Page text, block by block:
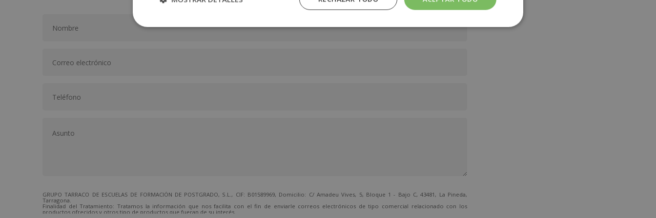
GRUPO TARRACO DE ESCUELAS DE FORMACIÓN DE POSTGRADO, S.L., CIF: B01589969, Domicilio: C/ Amadeu Vives, 5, Bloque 1 - Bajo C, 43481, La Pineda,
Tarragona.
Finalidad del Tratamiento: Tratamos la información que nos facilita con el fin de enviarle correos electrónicos de tipo comercial relacionado con los
productos ofrecidos y otros tipo de productos que fueran de su interés.